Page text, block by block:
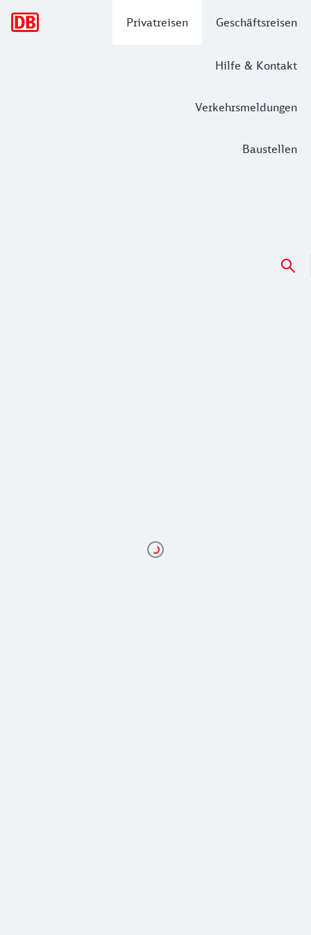
Privatreisen Geschäftsreisen
Hilfe & Kontakt
Verkehrsmeldungen
Baustellen